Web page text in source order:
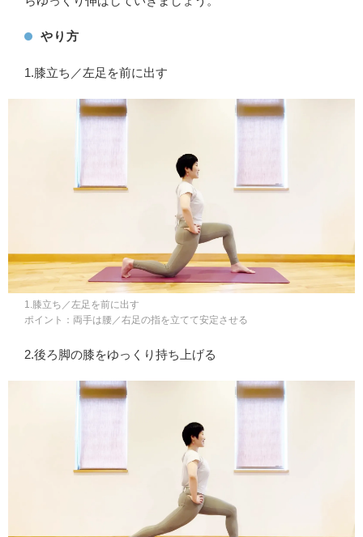
やり方
1.膝立ち／左足を前に出す
1.膝立ち／左足を前に出す
ポイント：両手は腰／右足の指を立てて安定させる
2.後ろ脚の膝をゆっくり持ち上げる